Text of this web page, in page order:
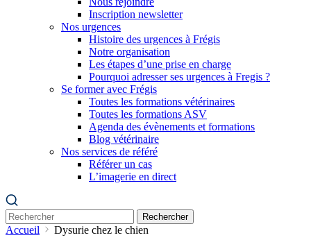
Inscription newsletter
Nos urgences
Histoire des urgences à Frégis
Notre organisation
Les étapes d’une prise en charge
Pourquoi adresser ses urgences à Fregis ?
Se former avec Frégis
Toutes les formations vétérinaires
Toutes les formations ASV
Agenda des évènements et formations
Blog vétérinaire
Nos services de référé
Référer un cas
L’imagerie en direct
Rechercher
Accueil Dysurie chez le chien